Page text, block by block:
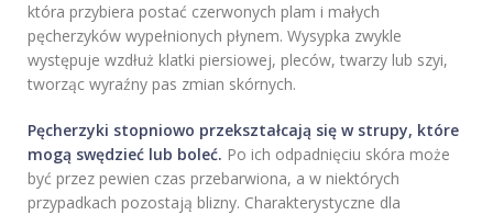
która przybiera postać czerwonych plam i małych
pęcherzyków wypełnionych płynem. Wysypka zwykle
występuje wzdłuż klatki piersiowej, pleców, twarzy lub szyi,
tworząc wyraźny pas zmian skórnych.
Pęcherzyki stopniowo przekształcają się w strupy, które
mogą swędzieć lub boleć. Po ich odpadnięciu skóra może
być przez pewien czas przebarwiona, a w niektórych
przypadkach pozostają blizny. Charakterystyczne dla